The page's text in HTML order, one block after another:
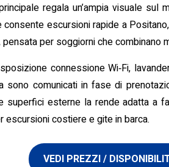
regala un’ampia visuale
escursioni rapide a
per soggiorni che combinano
connessione Wi‑Fi,
sono comunicati in fase di
esterne la rende adatta a
costiere e gite in barca.
VEDI PREZZI /